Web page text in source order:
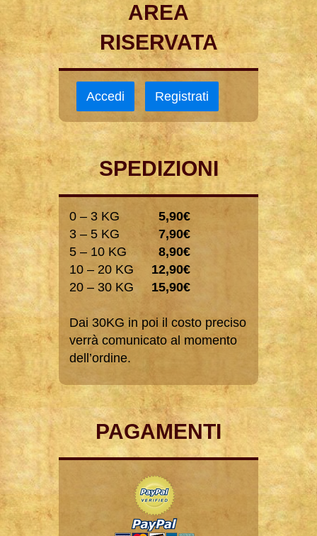
AREA
RISERVATA
Accedi Registrati
SPEDIZIONI
0 – 3 KG 5,90€
3 – 5 KG 7,90€
5 – 10 KG 8,90€
10 – 20 KG 12,90€
20 – 30 KG 15,90€
Dai 30KG in poi il costo preciso
verrà comunicato al momento
dell’ordine.
PAGAMENTI